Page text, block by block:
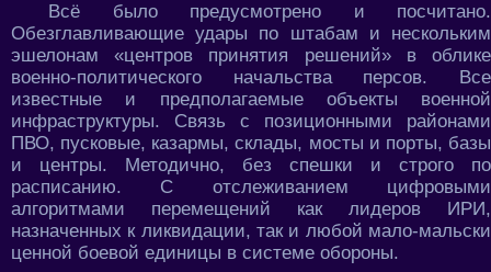
Всё было предусмотрено и посчитано.
Обезглавливающие удары по штабам и нескольким
эшелонам «центров принятия решений» в облике
военно-политического начальства персов. Все
известные и предполагаемые объекты военной
инфраструктуры. Связь с позиционными районами
ПВО, пусковые, казармы, склады, мосты и порты, базы
и центры. Методично, без спешки и строго по
расписанию. С отслеживанием цифровыми
алгоритмами перемещений как лидеров ИРИ,
назначенных к ликвидации, так и любой мало-мальски
ценной боевой единицы в системе обороны.